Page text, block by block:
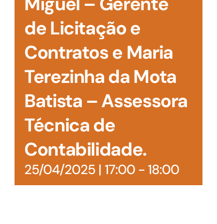
de Licitação e
Contratos e Maria
Terezinha da Mota
Batista – Assessora
Técnica de
Contabilidade.
25/04/2025 | 17:00- 18:00